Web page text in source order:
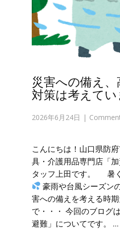
災害への備え
対策は考えてい
2026年6月24日
こんにちは！山口県防
具・介護用品専門店「
タッフ上田です。 暑
豪雨や台風シーズン
害への備えを考える時
で・・・ 今回のブログ
避難」についてです。 …